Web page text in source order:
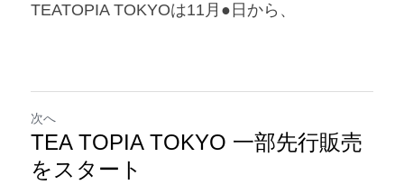
TEATOPIA TOKYOは11月●日から、
次へ
TEA TOPIA TOKYO 一部先行販売
をスタート